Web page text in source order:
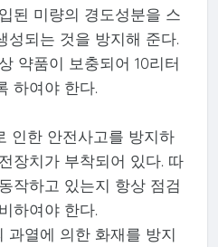
된 미량의 경도성분을 스
성되는 것을 방지해 준다.
약품이 보충되어 10리터
하여야 한다.
인한 안전사고를 방지하
장치가 부착되어 있다. 따
작하고 있는지 항상 점검
하여야 한다.
과열에 의한 화재를 방지